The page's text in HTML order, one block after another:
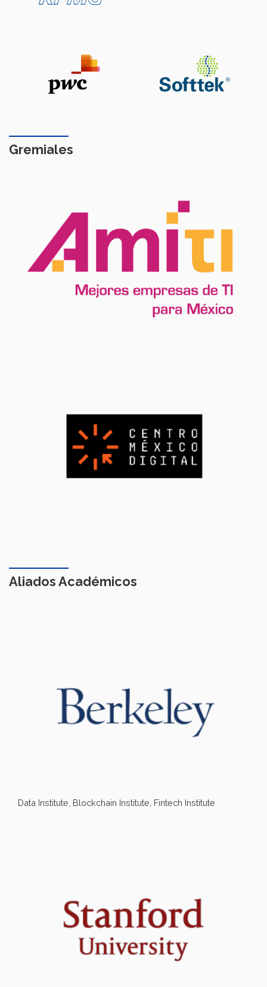
Gremiales
Aliados Académicos
Data Institute, Blockchain Institute, Fintech Institute